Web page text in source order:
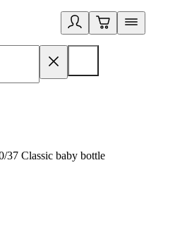
37 Classic baby bottle